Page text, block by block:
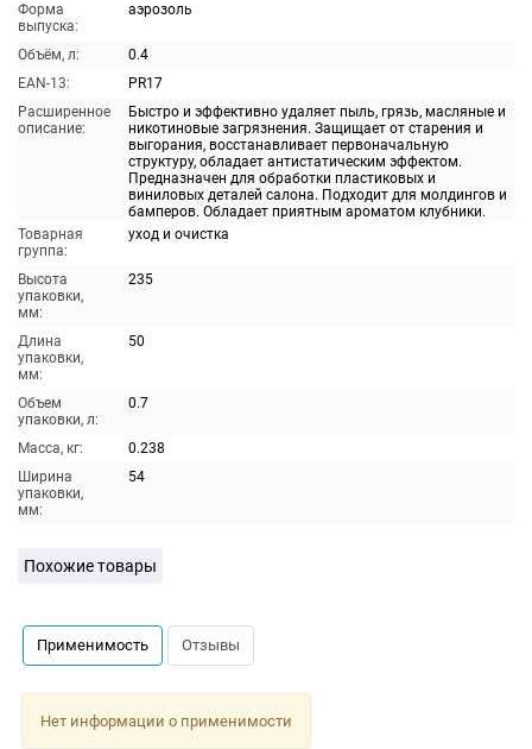
Форма
выпуска:
аэрозоль
Объём, л:
0.4
EAN-13:
PR17
Расширенное
описание:
Быстро и эффективно удаляет пыль, грязь, масляные и
никотиновые загрязнения. Защищает от старения и
выгорания, восстанавливает первоначальную
структуру, обладает антистатическим эффектом.
Предназначен для обработки пластиковых и
виниловых деталей салона. Подходит для молдингов и
бамперов. Обладает приятным ароматом клубники.
Товарная
группа:
уход и очистка
Высота
упаковки,
мм:
235
Длина
упаковки,
мм:
50
Объем
упаковки, л:
0.7
Масса, кг:
0.238
Ширина
упаковки,
мм:
54
Похожие товары
Применимость Отзывы
Нет информации о применимости